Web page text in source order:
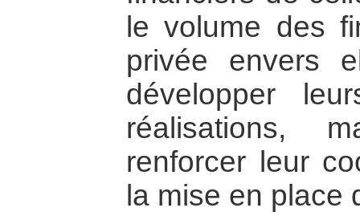
le volume des
privée envers
développer
réalisations,
renforcer leur
la mise en place